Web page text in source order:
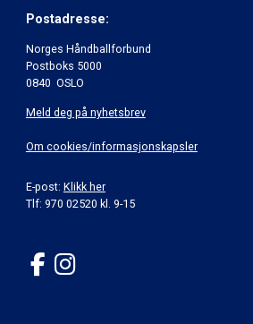
Postadresse:
Norges Håndballforbund
Postboks 5000
0840 OSLO
Meld deg på nyhetsbrev
Om cookies/informasjonskapsler
E-post: Klikk her
Tlf: 970 02520 kl. 9-15